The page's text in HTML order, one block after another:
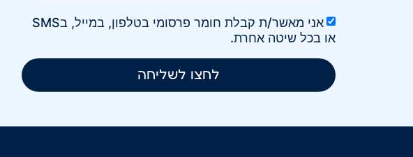
אני מאשר/ת קבלת חומר פרסומי בטלפון, במייל, בSMS
או בכל שיטה אחרת.
לחצו לשליחה